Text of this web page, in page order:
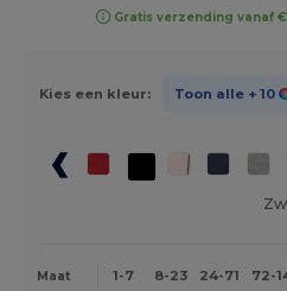
Gratis verzending vanaf
Kies een kleur: Toon alle + 10
Maat 1-7 8-23 24-71 72-